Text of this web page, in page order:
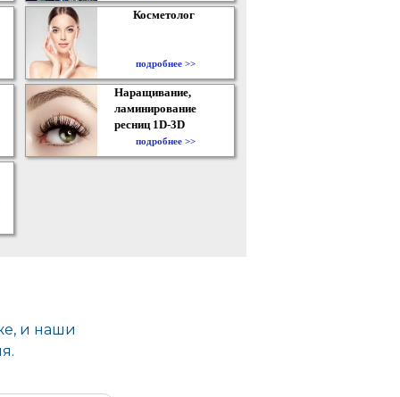
Косметолог
подробнее >>
Наращивание,
ламинирование
ресниц 1D-3D
подробнее >>